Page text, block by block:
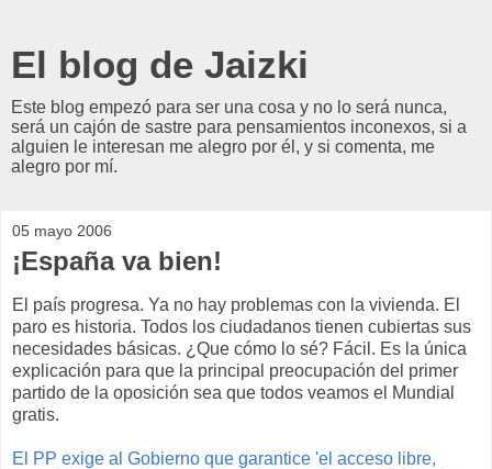
El blog de Jaizki
Este blog empezó para ser una cosa y no lo será nunca,
será un cajón de sastre para pensamientos inconexos, si a
alguien le interesan me alegro por él, y si comenta, me
alegro por mí.
05 mayo 2006
¡España va bien!
El país progresa. Ya no hay problemas con la vivienda. El
paro es historia. Todos los ciudadanos tienen cubiertas sus
necesidades básicas. ¿Que cómo lo sé? Fácil. Es la única
explicación para que la principal preocupación del primer
partido de la oposición sea que todos veamos el Mundial
gratis.
El PP exige al Gobierno que garantice 'el acceso libre,